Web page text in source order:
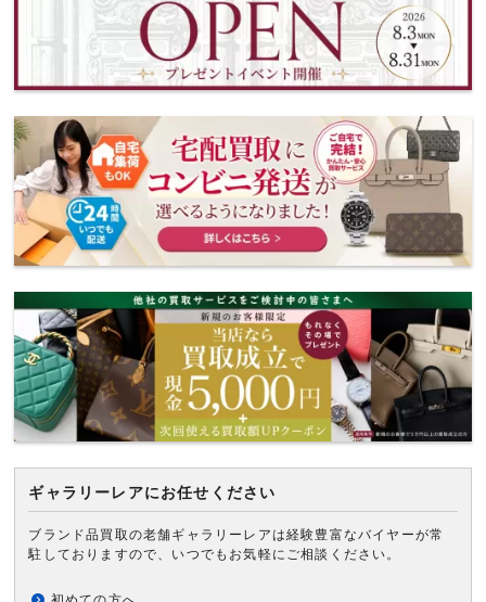
ギャラリーレアにお任せください
ブランド品買取の老舗ギャラリーレアは経験豊富なバイヤーが常
駐しておりますので、いつでもお気軽にご相談ください。